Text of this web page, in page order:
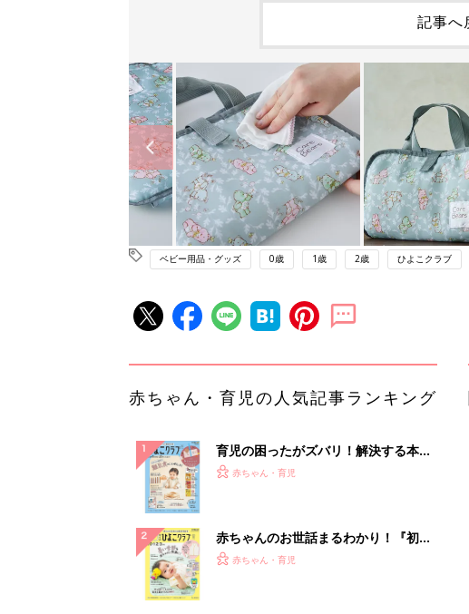
記事へ
ベビー用品・グッズ 0歳 1歳 2歳 ひよこクラブ
赤ちゃん・育児の人気記事ランキング
育児の困ったがズバリ！解決する本
『ひよこクラブ 秋号』 4カ月～2才
赤ちゃん・育児
赤ちゃんのお世話まるわかり！『初め
てのひよこクラブ 夏号』〈巻頭大特
赤ちゃん・育児